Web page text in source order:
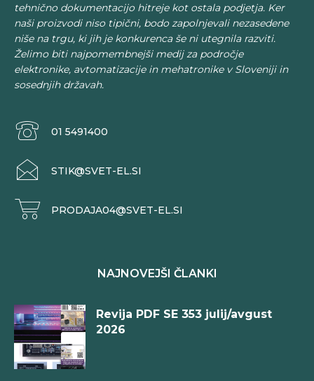
tehnično dokumentacijo hitreje kot ostala podjetja. Ker
naši proizvodi niso tipični, bodo zapolnjevali nezasedene
niše na trgu, ki jih je konkurenca še ni utegnila razviti.
Želimo biti najpomembnejši medij za področje
elektronike, avtomatizacije in mehatronike v Sloveniji in
sosednjih državah.
01 5491400
STIK@SVET-EL.SI
PRODAJA04@SVET-EL.SI
NAJNOVEJŠI ČLANKI
Revija PDF SE 353 julij/avgust
2026